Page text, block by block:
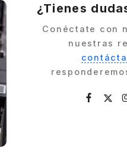
¿Tienes
Conéctate con
nuestras